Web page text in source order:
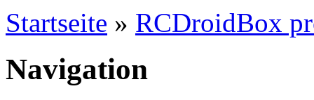
Startseite » RCDroidBox
Navigation